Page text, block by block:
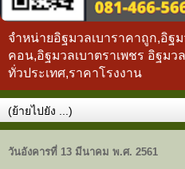
จำหน่ายอิฐมวลเบาราคาถูก,อิฐ
คอน,อิฐมวลเบาตราเพชร อิฐมว
ทั่วประเทศ,ราคาโรงงาน
วันอังคารที่ 13 มีนาคม พ.ศ. 2561